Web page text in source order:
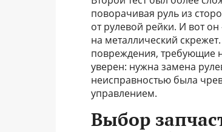
поворачивая руль из
от рулевой рейки. И вот
на металлический
повреждения, требующие
уверен: нужна замена
неисправностью была
управлением.
Выбор